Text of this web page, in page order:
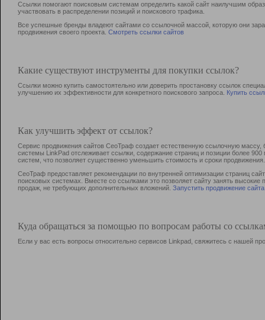
Ссылки помогают поисковым системам определить какой сайт наилучшим
участвовать в раcпределении позиций и поискового трафика.
Все успешные бренды владеют сайтами со ссылочной массой, которую они
продвижения своего проекта. Смотреть ссылки сайтов
Какие существуют инструменты для покупки ссылок?
Ссылки можно купить самостоятельно или доверить простановку ссылок
улучшению их эффективности для конкретного поискового запроса. Купить
Как улучшить эффект от ссылок?
Сервис продвижения сайтов СеоТраф создает естественную ссылочную
системы LinkPad отслеживает ссылки, содержание страниц и позиции более
систем, что позволяет существенно уменьшить стоимость и сроки продвижения.
СеоТраф предоставляет рекомендации по внутренней оптимизации страниц
поисковых системах. Вместе со ссылками это позволяет сайту занять
продаж, не требующих дополнительных вложений. Запустить продвижение сайта
Куда обращаться за помощью по вопросам работы со
Если у вас есть вопросы относительно сервисов Linkpad, свяжитесь с нашей